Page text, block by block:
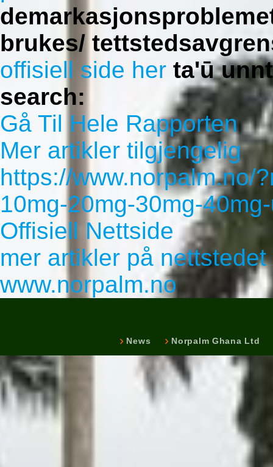
brukes/
offisiell side her ta'ū
search:
Gå Til Hele Rapporten
Mer artikler tilgjengelig
https://www.norpalm.no/
10mg-20mg-30mg-
Offisiell Nettside
mer artikler på nettstedet
www.norpalm.no
News Norpalm Ghana Ltd